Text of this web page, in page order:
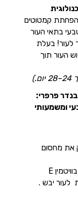
קמטוטים
לעור! בעלת
העור תוך
.)
פרפרי:
ומשמעותי
את מחסום
עשירים בוויטמין E
לעור יבש .